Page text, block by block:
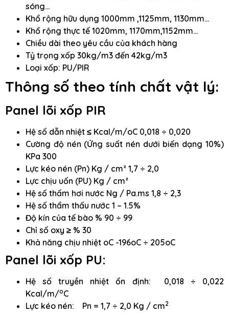
sóng…
Khổ rộng hữu dụng 1000mm ,1125mm, 1130mm…
Khổ rộng thực tế 1020mm, 1170mm,1152mm…
Chiều dài theo yêu cầu của khách hàng
Tỷ trọng xốp 30kg/m3 đến 42kg/m3
Loại xốp: PU/PIR
Thông số theo tính chất vật lý:
Panel lõi xốp PIR
Hệ số dẫn nhiệt ≤ Kcal/m/oC 0,018 ÷ 0,020
Cường độ nén (Ứng suất nén dưới biến dạng 10%)
KPa 300
Lực kéo nén (Pn) Kg / cm² 1,7 ÷ 2,0
Lực chịu uốn (PU) Kg / cm²
Hệ số thấm hơi nước Ng / Pa.ms 1,8 ÷ 2,3
Hệ số thẩm thấu nước 1 – 1.5%
Độ kín của tế bào % 90 ÷ 99
Chỉ số oxy ≥ % 30
Khả năng chịu nhiệt oC -196oC ÷ 205oC
Panel lõi xốp PU:
Hệ số truyền nhiệt ổn định: 0,018 ÷ 0,022
Kcal/m/oC
Lực kéo nén: Pn = 1,7 ÷ 2,0 Kg / cm2